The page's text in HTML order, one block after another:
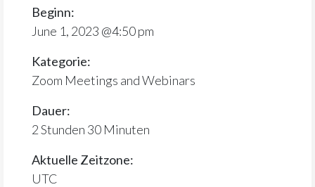
Beginn:
June 1, 2023 @4:50 pm
Kategorie:
Zoom Meetings and Webinars
Dauer:
2 Stunden 30 Minuten
Aktuelle Zeitzone:
UTC